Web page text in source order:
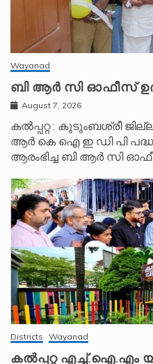
Wayanad
ബി ആർ സി ഓഫീസ്
August 7, 2026
കൽപ്പറ്റ : കുടുംബശ്രീ
ആർ കെ ഐ ഇ ഡി പി
ആരംഭിച്ച ബി ആർ സി
Districts Wayanad
കൽപ്പറ്റ എച്ച്.ഐ.എം